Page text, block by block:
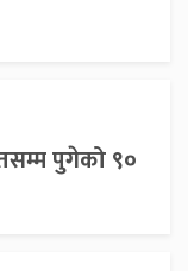
पुगेको ९०